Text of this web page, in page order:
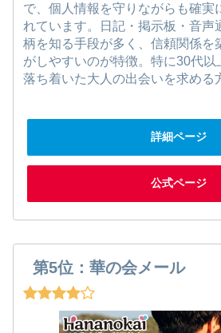
で、個人情報を守りながらも確実
れています。日記・掲示板・音声
柄を知る手段が多く、信頼関係を
がしやすいのが特徴。特に30代以
落ち着いた大人の出会いを求める
詳細ページ
公式ページ
第5位：華の会メール